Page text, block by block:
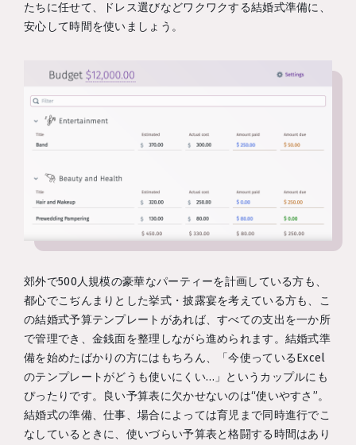
たちに任せて、ドレス選びなどワクワクする結婚式準備に、
安心して時間を使いましょう。
郊外で500人規模の豪華なパーティーを計画している方も、
都心でこぢんまりとした挙式・披露宴を考えている方も、こ
の結婚式予算テンプレートがあれば、すべての支出を一か所
で管理でき、金銭面を整理しながら進められます。結婚式準
備を始めたばかりの方にはもちろん、「今使っているExcel
のテンプレートがどうも使いにくい…」というカップルにも
ぴったりです。良い予算表に欠かせないのは“使いやすさ”。
結婚式の準備、仕事、場合によっては育児まで同時進行でこ
なしているときに、使いづらい予算表と格闘する時間はあり